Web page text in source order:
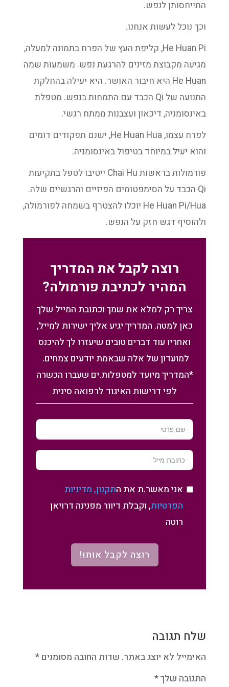
התייחסותן לנפש.
וכך נוכל לעשות אנחנו.
He Huan Pi, קליפת העץ של הפרח בתמונה למעלה,
מגיעה מקבוצת מזינים להרגעת נפש. משמעות שמה
He Huan היא חיבור האושר. היא יעילה בהחלקת
התנועה של Qi הכבד עם התמחות בנפש. מטפלת
באינסומניה, דיכאון ועצבנות ממתח רגשי.
לפרח עצמו, He Huan Hua, ישנם תפקודים דומים
והוא יעיל במיוחד בטיפול באינסומניה.
פורמולות בראשות Chai Hu ייטיבו לטפל בתקיעות
Qi הכבד על הסימפטומים הפיזיים והרגשיים שלה.
He Huan Pi/Hua יוכלו להצטרף בשמחה לפורמולה,
ולהוסיף דגש חזק על הנפש.
רוצה לקבל את המדריך
המהיר לכתיבת פורמולה?
צריך רק למלא את שמך וכתובת המייל שלך
כאן למטה. המדריך יגיע אליך ישירות למייל,
ואחריו עוד דברים טובים שיעזרו לך להיכנס
למועדון של אלה שבאמת יודעים צמחים.
*המדריך מיועד למטפלות.ים שעברו הכשרה
לפי דרישות האיגוד לרפואה סינית
אני מאשר.ת את התקנון, מדיניות
הפרטיות, וקבלת דיוור מפנינה דרויאן
רוטה
רוצה לקבל אותו!
שלח תגובה
האימייל לא יוצג באתר. שדות החובה מסומנים *
התגובה שלך*